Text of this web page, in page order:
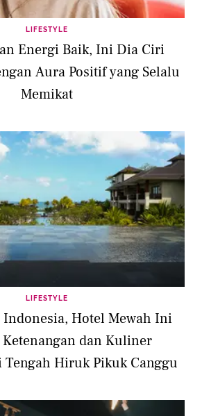
LIFESTYLE
Energi Baik, Ini Dia Ciri
Aura Positif yang Selalu
Memikat
LIFESTYLE
Indonesia, Hotel Mewah Ini
Ketenangan dan Kuliner
Tengah Hiruk Pikuk Canggu